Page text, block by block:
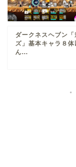
ダークネスヘブン
ズ」基本キャラ８
ん...